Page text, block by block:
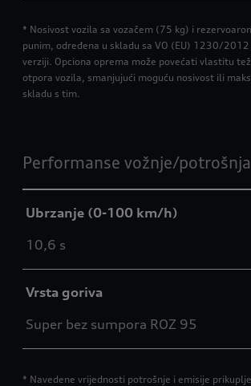
* Nosivost vozila sa vozačem (75 kg) i
punim, određena u skladu sa VO (EU) 1230/
verziji. Opciona oprema može povećati vlastitu
otpora vozila, smanjujući moguću nosivost ili
skladu s tim.
Performanse vožnje/potrošnja
Ubrzanje (0-100 km/h)
10,6 s
Vrsta goriva
Super bez sumpora ROZ 95
* Navedene vrijednosti potrošnje i emisije